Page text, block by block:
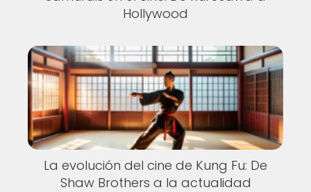
Hollywood
La evolución del cine de Kung Fu: De
Shaw Brothers a la actualidad